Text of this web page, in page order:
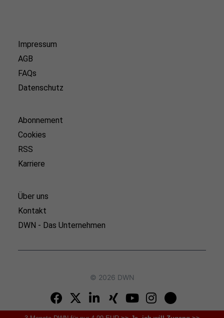
Impressum
AGB
FAQs
Datenschutz
Abonnement
Cookies
RSS
Karriere
Über uns
Kontakt
DWN - Das Unternehmen
© 2026 DWN